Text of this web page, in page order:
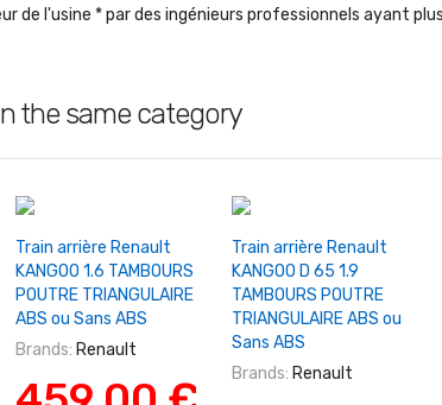
de l'usine * par des ingénieurs professionnels ayant
the same category
+ Ajouter Au Panier
Train arrière Renault
KANGOO 1.6 TAMBOURS
POUTRE TRIANGULAIRE
ABS ou Sans ABS
Brands: Renault
+ Ajouter Au Panier
Train arrière Renault
KANGOO D 65 1.9
TAMBOURS POUTRE
TRIANGULAIRE ABS ou
Sans ABS
Brands: Renault